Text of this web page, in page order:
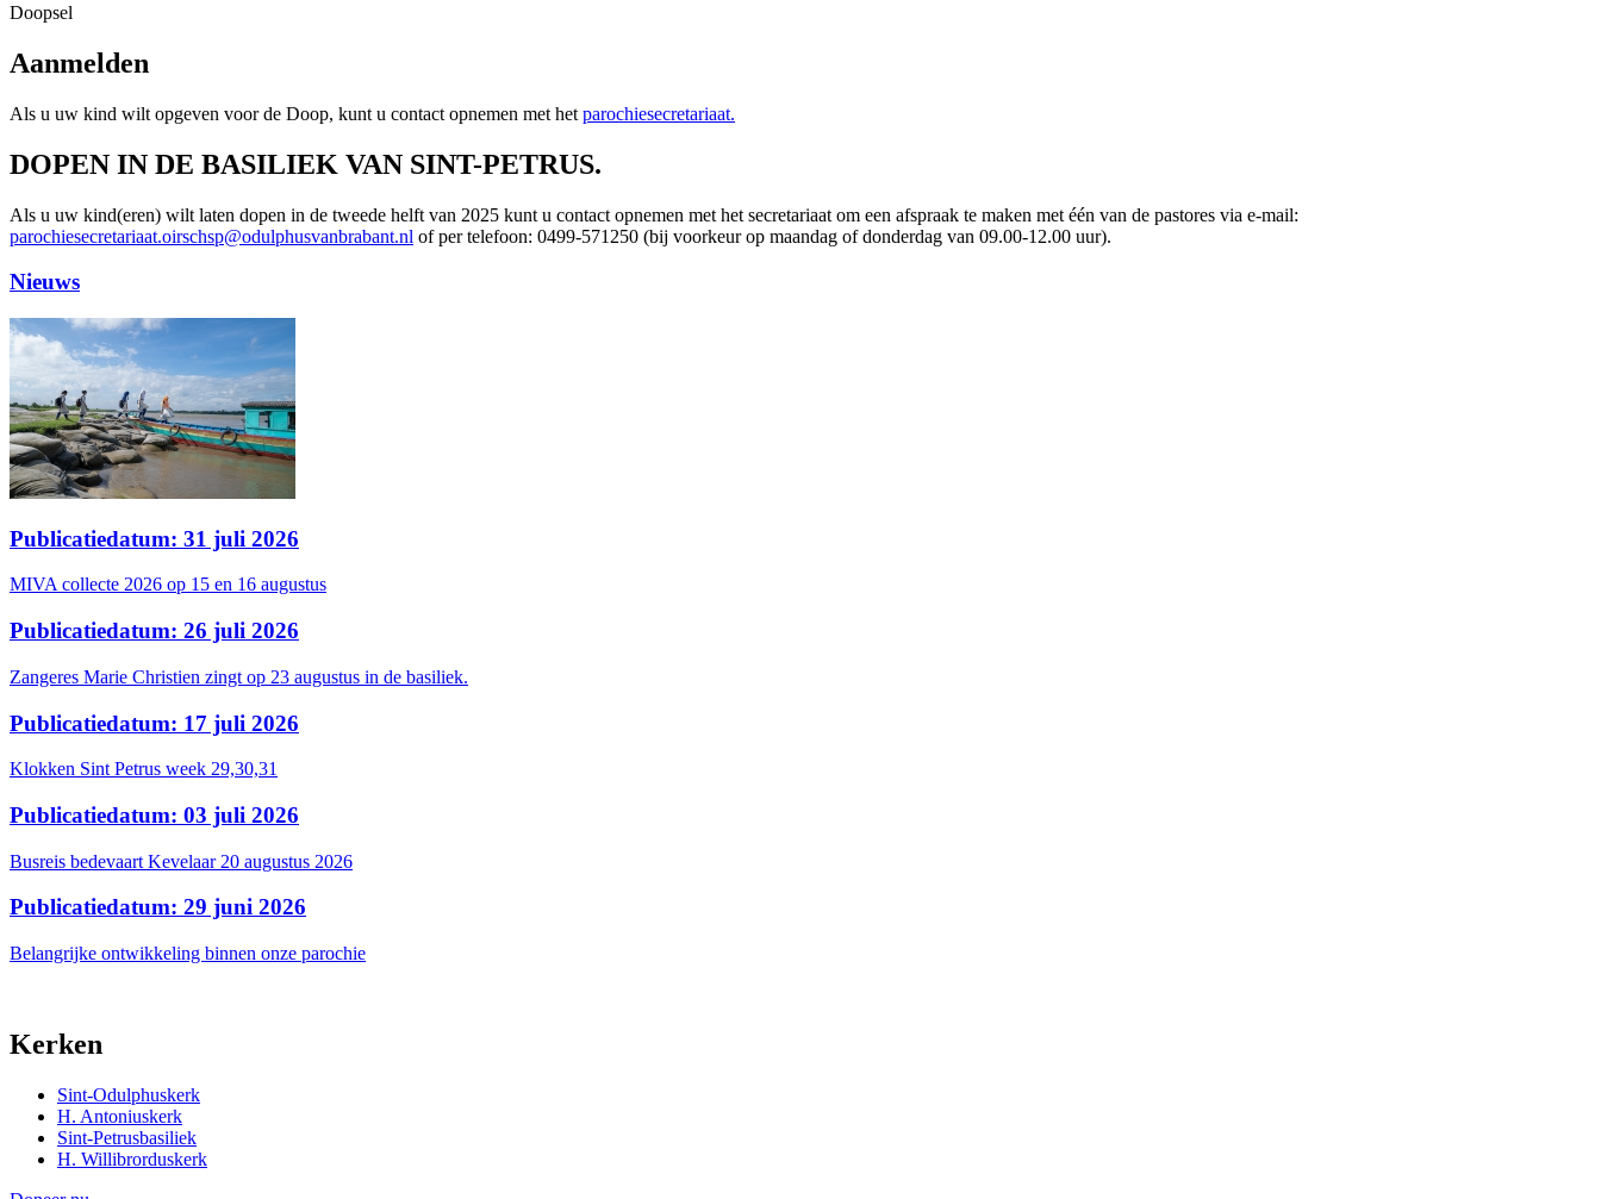
Doopsel
Aanmelden
Als u uw kind wilt opgeven voor de Doop, kunt u contact opnemen met het parochiesecretariaat.
DOPEN IN DE BASILIEK VAN SINT-PETRUS.
Als u uw kind(eren) wilt laten dopen in de tweede helft van 2025 kunt u contact opnemen met het secretariaat om een afspraak te maken met één van de pastores via e-mail:
parochiesecretariaat.oirschsp@odulphusvanbrabant.nl of per telefoon: 0499-571250 (bij voorkeur op maandag of donderdag van 09.00-12.00 uur).
Nieuws
Publicatiedatum: 31 juli 2026
MIVA collecte 2026 op 15 en 16 augustus
Publicatiedatum: 26 juli 2026
Zangeres Marie Christien zingt op 23 augustus in de basiliek.
Publicatiedatum: 17 juli 2026
Klokken Sint Petrus week 29,30,31
Publicatiedatum: 03 juli 2026
Busreis bedevaart Kevelaar 20 augustus 2026
Publicatiedatum: 29 juni 2026
Belangrijke ontwikkeling binnen onze parochie
Kerken
Sint-Odulphuskerk
H. Antoniuskerk
Sint-Petrusbasiliek
H. Willibrorduskerk